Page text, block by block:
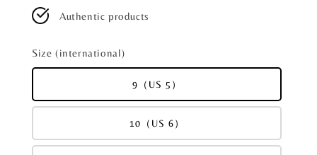
Authentic products
Size (international)
9（US 5）
10（US 6）